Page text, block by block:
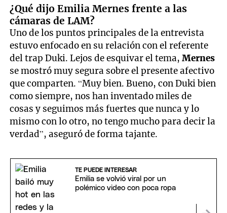
¿Qué dijo Emilia Mernes frente a las
cámaras de LAM?
Uno de los puntos principales de la entrevista
estuvo enfocado en su relación con el referente
del trap Duki. Lejos de esquivar el tema,Mernes
se mostró muy segura sobre el presente afectivo
que comparten. “Muy bien. Bueno, con Duki bien
como siempre, nos han inventado miles de
cosas y seguimos más fuertes que nunca y lo
mismo con lo otro, no tengo mucho para decir la
verdad”, aseguró de forma tajante.
TE PUEDE INTERESAR
Emilia se volvió viral por un
polémico video con poca ropa